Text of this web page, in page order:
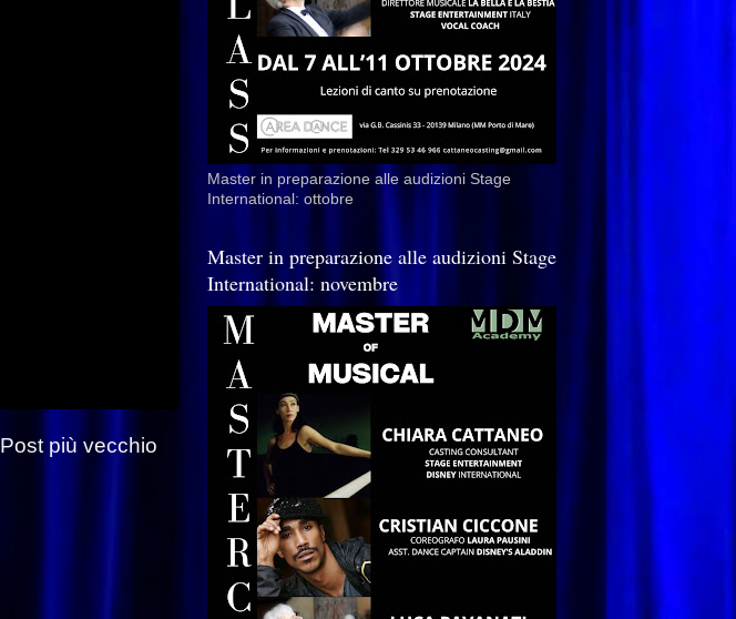
Post più vecchio
Master in preparazione alle audizioni Stage
International: ottobre
Master in preparazione alle audizioni Stage
International: novembre